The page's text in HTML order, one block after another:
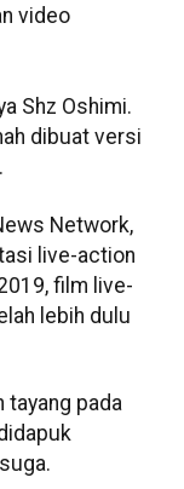
video
Shz Oshimi.
dibuat versi
Network,
live-action
film live-
lebih dulu
tayang pada